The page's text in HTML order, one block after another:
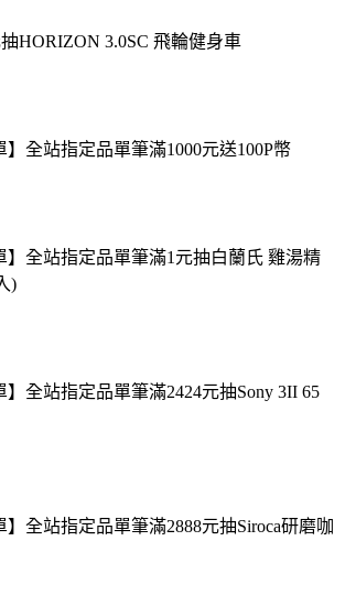
HORIZON 3.0SC 飛輪健身車
】全站指定品單筆滿1000元送100P幣
】全站指定品單筆滿1元抽白蘭氏 雞湯精
)
】全站指定品單筆滿2424元抽Sony 3II 65
】全站指定品單筆滿2888元抽Siroca研磨咖